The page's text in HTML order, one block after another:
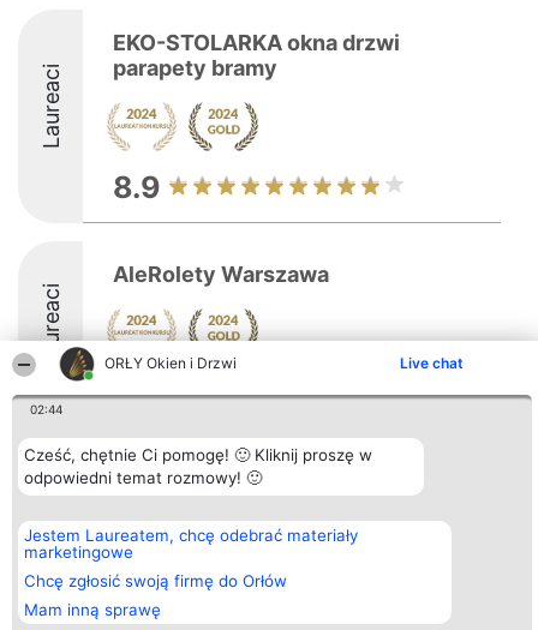
ORŁY Okien i Drzwi Live chat
02:44
Cześć, chętnie Ci pomogę! 🙂 Kliknij proszę w
odpowiedni temat rozmowy! 🙂
Jestem Laureatem, chcę odebrać materiały
marketingowe
Chcę zgłosić swoją firmę do Orłów
Mam inną sprawę
Laureaci
EKO-STOLARKA okna drzwi
parapety bramy
8.9
Laureaci
AleRolety Warszawa
9.6
Organizator plebiscytu
Bright Side Solutions sp. z o.
ul. Ruska 22
Wrocław 50-079
KRS 0000749100 | Regon
381313360 | NIP 8943132676
+48 508 492 400
Plebiscyt
Laureaci
wszystkich
Regulamin
Kontakt